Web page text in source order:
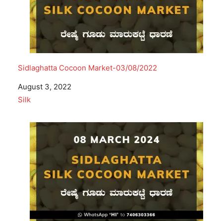
Sidlaghatta Cocoon Market-03/08/2022
Date
August 3, 2022
In relation to
Silk